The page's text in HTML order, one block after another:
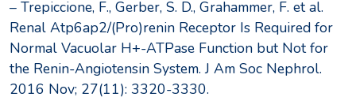
– Trepiccione, F., Gerber, S. D., Grahammer, F. et al.
Renal Atp6ap2/(Pro)renin Receptor Is Required for
Normal Vacuolar H+-ATPase Function but Not for
the Renin-Angiotensin System. J Am Soc Nephrol.
2016 Nov; 27(11): 3320-3330.